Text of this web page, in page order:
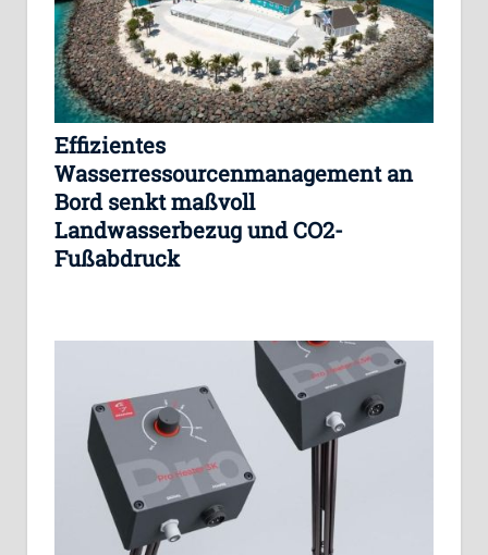
Effizientes
Wasserressourcenmanagement an
Bord senkt maßvoll
Landwasserbezug und CO2-
Fußabdruck